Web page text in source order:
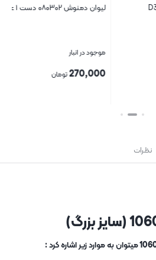
لیوان بلور ساور کد 5006
موجود در انبار
990,000تومان
بستن
نظرات
میتوان به موارد زیر اشاره کرد :